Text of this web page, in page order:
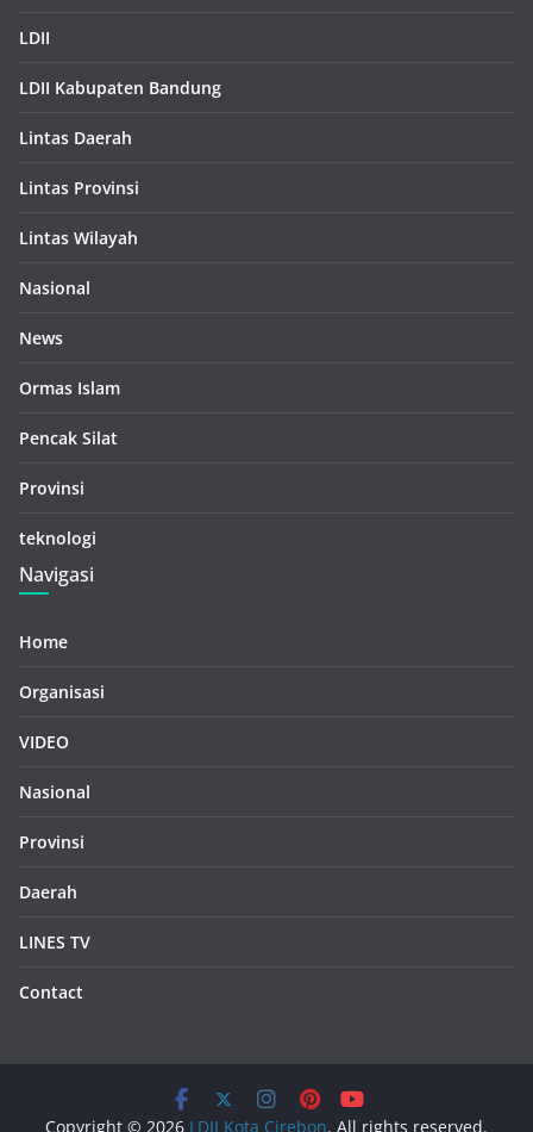
LDII
LDII Kabupaten Bandung
Lintas Daerah
Lintas Provinsi
Lintas Wilayah
Nasional
News
Ormas Islam
Pencak Silat
Provinsi
teknologi
Navigasi
Home
Organisasi
VIDEO
Nasional
Provinsi
Daerah
LINES TV
Contact
Copyright © 2026 LDII Kota Cirebon. All rights reserved.